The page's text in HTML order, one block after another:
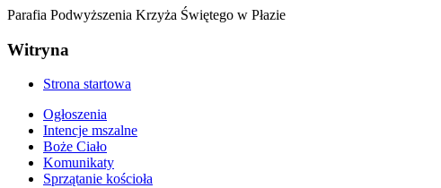
Parafia Podwyższenia Krzyża Świętego w Płazie
Witryna
Strona startowa
Ogłoszenia
Intencje mszalne
Boże Ciało
Komunikaty
Sprzątanie kościoła